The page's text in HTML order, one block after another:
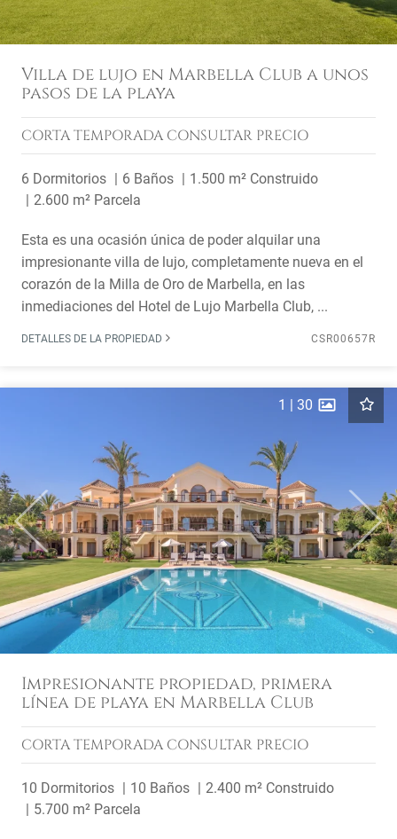
Villa de lujo en Marbella Club a unos
pasos de la playa
CORTA TEMPORADA CONSULTAR PRECIO
6 Dormitorios 6 Baños
1.500 m² Construido
2.600 m² Parcela
Esta es una ocasión única de poder alquilar una
impresionante villa de lujo, completamente nueva en el
corazón de la Milla de Oro de Marbella, en las
inmediaciones del Hotel de Lujo Marbella Club, ...
DETALLES DE LA PROPIEDAD CSR00657R
Previous Next
1 | 30
Impresionante propiedad, primera
línea de playa en Marbella Club
CORTA TEMPORADA CONSULTAR PRECIO
10 Dormitorios 10 Baños
2.400 m² Construido
5.700 m² Parcela